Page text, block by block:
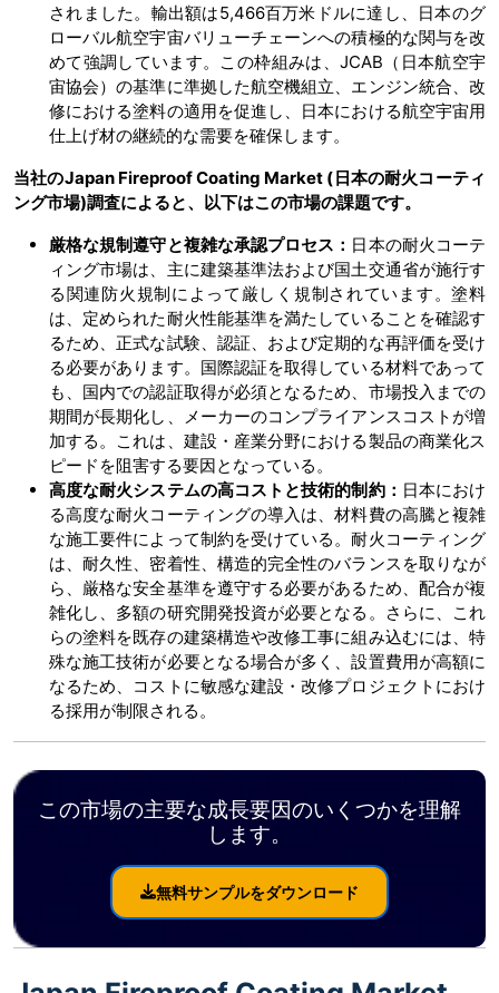
されました。輸出額は5,466百万米ドルに達し、日本のグ
ローバル航空宇宙バリューチェーンへの積極的な関与を改
めて強調しています。この枠組みは、JCAB（日本航空宇
宙協会）の基準に準拠した航空機組立、エンジン統合、改
修における塗料の適用を促進し、日本における航空宇宙用
仕上げ材の継続的な需要を確保します。
当社のJapan Fireproof Coating Market (日本の耐火コーティ
ング市場)調査によると、以下はこの市場の課題です。
厳格な規制遵守と複雑な承認プロセス： 日本の耐火コーテ
ィング市場は、主に建築基準法および国土交通省が施行す
る関連防火規制によって厳しく規制されています。塗料
は、定められた耐火性能基準を満たしていることを確認す
るため、正式な試験、認証、および定期的な再評価を受け
る必要があります。国際認証を取得している材料であって
も、国内での認証取得が必須となるため、市場投入までの
期間が長期化し、メーカーのコンプライアンスコストが増
加する。これは、建設・産業分野における製品の商業化ス
ピードを阻害する要因となっている。
高度な耐火システムの高コストと技術的制約： 日本におけ
る高度な耐火コーティングの導入は、材料費の高騰と複雑
な施工要件によって制約を受けている。耐火コーティング
は、耐久性、密着性、構造的完全性のバランスを取りなが
ら、厳格な安全基準を遵守する必要があるため、配合が複
雑化し、多額の研究開発投資が必要となる。さらに、これ
らの塗料を既存の建築構造や改修工事に組み込むには、特
殊な施工技術が必要となる場合が多く、設置費用が高額に
なるため、コストに敏感な建設・改修プロジェクトにおけ
る採用が制限される。
この市場の主要な成長要因のいくつかを理解
します。
無料サンプルをダウンロード